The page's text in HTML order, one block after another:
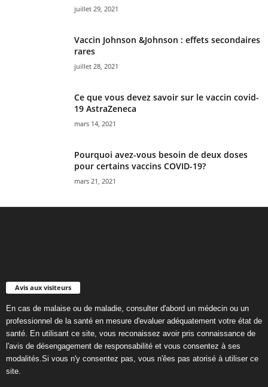
juillet 29, 2021
Vaccin Johnson &Johnson : effets secondaires
rares
juillet 28, 2021
Ce que vous devez savoir sur le vaccin covid-
19 AstraZeneca
mars 14, 2021
Pourquoi avez-vous besoin de deux doses
pour certains vaccins COVID-19?
mars 21, 2021
Avis aux visiteurs
En cas de malaise ou de maladie, consulter d'abord un médecin ou un
professionnel de la santé en mesure d'evaluer adéquatement votre état de
santé. En utilisant ce site, vous reconaissez avoir pris connaissance de
l'avis de désengagement de responsabilité et vous consentez à ses
modalités.Si vous n'y consentez pas, vous n'êes pas atorisé à utiliser ce
site.